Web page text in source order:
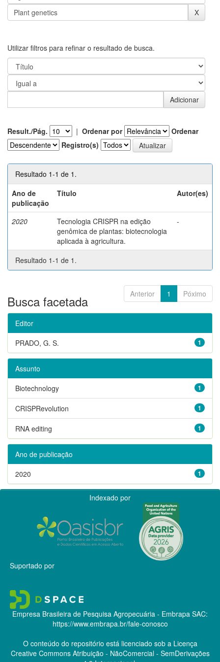
Utilizar filtros para refinar o resultado de busca.
Result./Pág. | Ordenar por
Ordenar
Registro(s)
Resultado 1-1 de 1.
Ano de
publicação
Título Autor(es)
2020
Tecnologia CRISPR na edição
genômica de plantas: biotecnologia
aplicada à agricultura.
-
Resultado 1-1 de 1.
Anterior 1 Póximo
Busca facetada
Editor
1
PRADO, G. S.
Assunto
1
Biotechnology
1
CRISPRevolution
1
RNA editing
Ano de publicação
1
2020
Indexado por
Suportado por
Empresa Brasileira de Pesquisa Agropecuária - Embrapa SAC:
https://www.embrapa.br/fale-conosco
O conteúdo do repositório está licenciado sob a Licença
Creative CommonsAtribuição - NãoComercial - SemDerivações